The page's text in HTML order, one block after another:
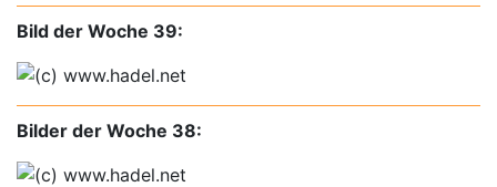
Bild der Woche 39:
Bilder der Woche 38: